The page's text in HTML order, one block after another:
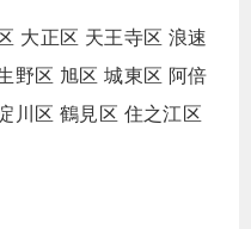
大正区 天王寺区 浪速
野区 旭区 城東区 阿倍
川区 鶴見区 住之江区